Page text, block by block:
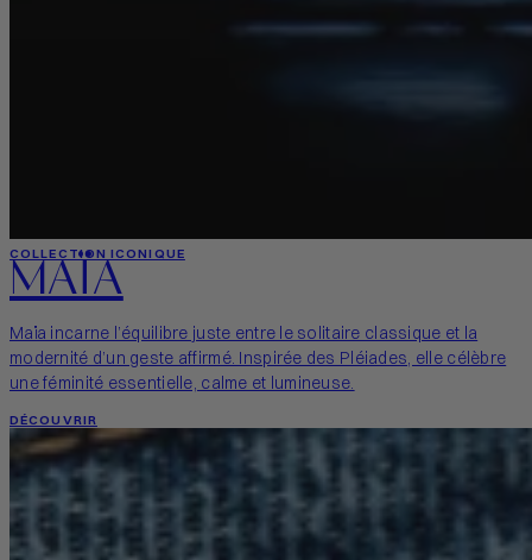
COLLECTION ICONIQUE
MAÏA
Maïa incarne l’équilibre juste entre le solitaire classique et la
modernité d’un geste affirmé. Inspirée des Pléiades, elle célèbre
une féminité essentielle, calme et lumineuse.
DÉCOUVRIR